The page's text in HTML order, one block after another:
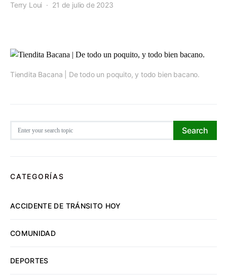
Terry Loui 21 de julio de 2023
Tiendita Bacana | De todo un poquito, y todo bien bacano.
Search
CATEGORÍAS
ACCIDENTE DE TRÁNSITO HOY
COMUNIDAD
DEPORTES